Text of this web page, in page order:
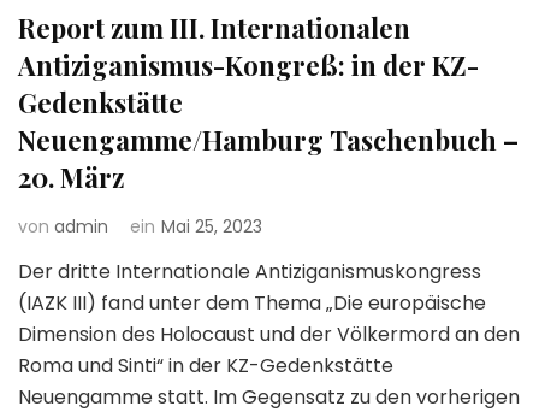
Report zum III. Internationalen
Antiziganismus-Kongreß: in der KZ-
Gedenkstätte
Neuengamme/Hamburg Taschenbuch –
20. März
von admin ein Mai 25, 2023
Der dritte Internationale Antiziganismuskongress
(IAZK III) fand unter dem Thema „Die europäische
Dimension des Holocaust und der Völkermord an den
Roma und Sinti“ in der KZ-Gedenkstätte
Neuengamme statt. Im Gegensatz zu den vorherigen